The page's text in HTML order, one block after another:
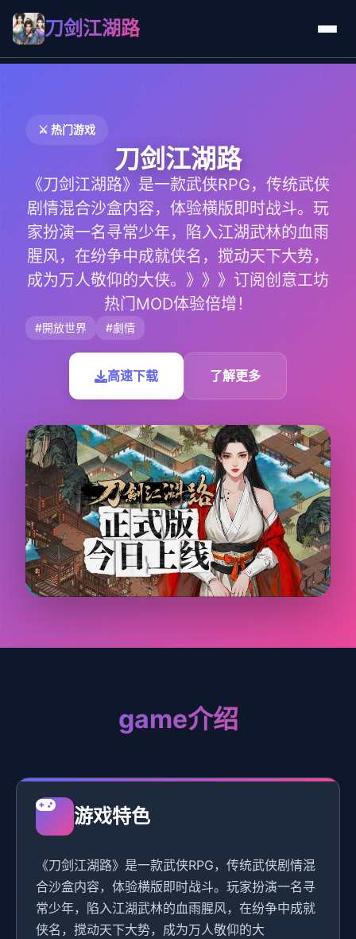
刀剑江湖路
⚔️ 热门游戏
刀剑江湖路
《刀剑江湖路》是一款武侠RPG，传统武侠
剧情混合沙盒内容，体验横版即时战斗。玩
家扮演一名寻常少年，陷入江湖武林的血雨
腥风，在纷争中成就侠名，搅动天下大势，
成为万人敬仰的大侠。》》》订阅创意工坊
热门MOD体验倍增！
#開放世界 #劇情
高速下载 了解更多
game介绍
游戏特色
《刀剑江湖路》是一款武侠RPG，传统武侠剧情混
合沙盒内容，体验横版即时战斗。玩家扮演一名寻
常少年，陷入江湖武林的血雨腥风，在纷争中成就
侠名，搅动天下大势，成为万人敬仰的大